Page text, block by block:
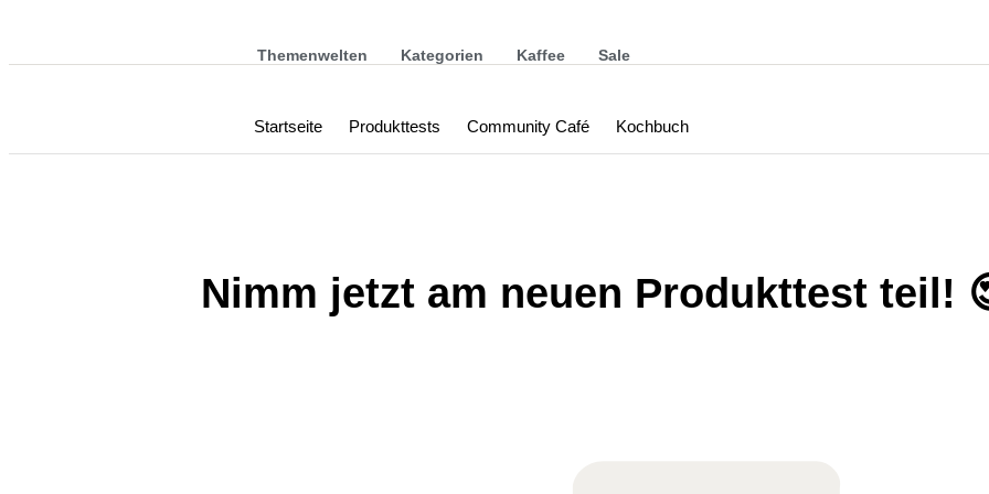
Themenwelten Kategorien Kaffee Sale
Startseite Produkttests Community Café Kochbuch
Nimm jetzt am neuen Produkttest teil!